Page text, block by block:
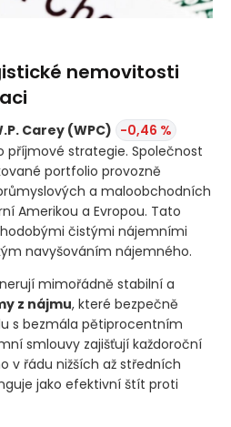
nemovitosti
Carey (WPC) -0,46 %
strategie. Společnost
portfolio provozně
a maloobchodních
Amerikou a Evropou. Tato
čistými nájemními
navyšováním nájemného.
mimořádně stabilní a
z nájmu, které bezpečně
s bezmála pětiprocentním
smlouvy zajišťují každoroční
v řádu nižších až středních
jako efektivní štít proti